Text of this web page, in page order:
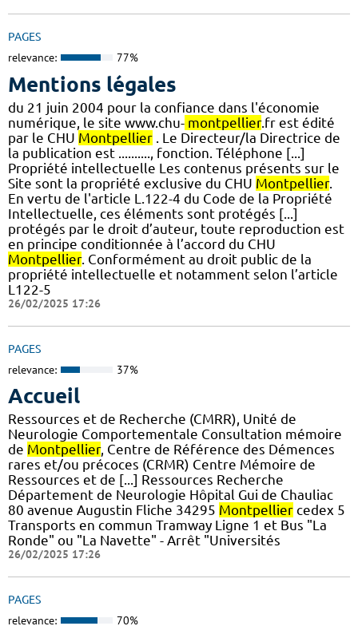
PAGES
relevance: 77%
Mentions légales
du 21 juin 2004 pour la confiance dans l'économie
numérique, le site www.chu- montpellier.fr est édité
par le CHU Montpellier . Le Directeur/la Directrice de
la publication est .........., fonction. Téléphone [...]
Propriété intellectuelle Les contenus présents sur le
Site sont la propriété exclusive du CHU Montpellier.
En vertu de l'article L.122-4 du Code de la Propriété
Intellectuelle, ces éléments sont protégés [...]
protégés par le droit d’auteur, toute reproduction est
en principe conditionnée à l’accord du CHU
Montpellier. Conformément au droit public de la
propriété intellectuelle et notamment selon l’article
L122-5
26/02/2025 17:26
PAGES
relevance: 37%
Accueil
Ressources et de Recherche (CMRR), Unité de
Neurologie Comportementale Consultation mémoire
de Montpellier, Centre de Référence des Démences
rares et/ou précoces (CRMR) Centre Mémoire de
Ressources et de [...] Ressources Recherche
Département de Neurologie Hôpital Gui de Chauliac
80 avenue Augustin Fliche 34295 Montpellier cedex 5
Transports en commun Tramway Ligne 1 et Bus "La
Ronde" ou "La Navette" - Arrêt "Universités
26/02/2025 17:26
PAGES
relevance: 70%